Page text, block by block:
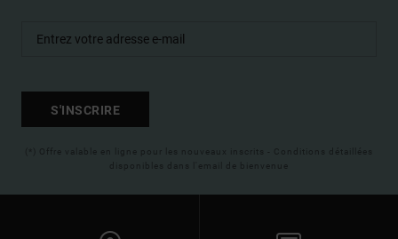
S'INSCRIRE
(*) Offre valable en ligne pour les nouveaux inscrits - Conditions détaillées
disponibles dans l'email de bienvenue